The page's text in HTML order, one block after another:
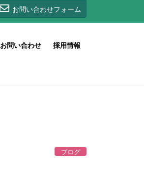
お問い合わせフォーム
お問い合わせ 採用情報
ブログ